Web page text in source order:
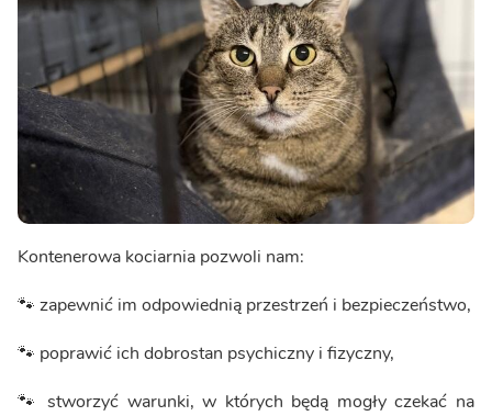
Kontenerowa kociarnia pozwoli nam:
🐾 zapewnić im odpowiednią przestrzeń i bezpieczeństwo,
🐾 poprawić ich dobrostan psychiczny i fizyczny,
🐾 stworzyć warunki, w których będą mogły czekać na